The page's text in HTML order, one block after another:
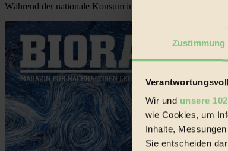
Zustimmung
Wir und unsere
wie Cookies, um
Inhalte,
Sie entscheiden
Während der nationale Konsum in den meisten